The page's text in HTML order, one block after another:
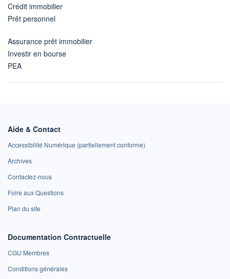
Crédit immobilier
Prêt personnel
Assurance prêt immobilier
Investir en bourse
PEA
Aide & Contact
Accessibilité Numérique (partiellement conforme)
Archives
Contactez-nous
Foire aux Questions
Plan du site
Documentation Contractuelle
CGU Membres
Conditions générales